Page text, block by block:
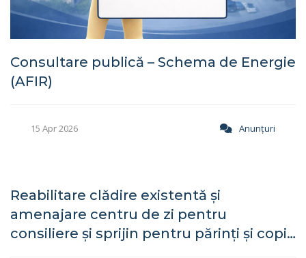
Consultare publică – Schema de Energie
(AFIR)
15 Apr 2026 Anunţuri
Reabilitare clădire existentă și
amenajare centru de zi pentru
consiliere și sprijin pentru părinți și copii